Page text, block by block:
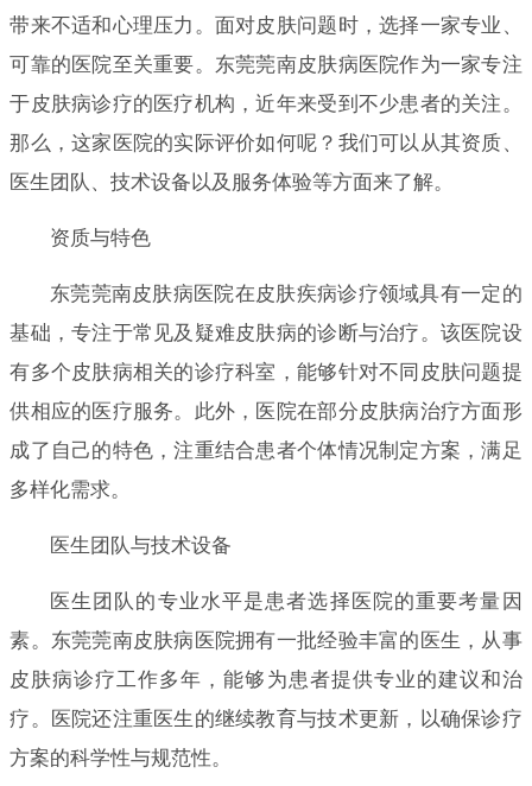
带来不适和心理压力。面对皮肤问题时，选择一家专业、
可靠的医院至关重要。东莞莞南皮肤病医院作为一家专注
于皮肤病诊疗的医疗机构，近年来受到不少患者的关注。
那么，这家医院的实际评价如何呢？我们可以从其资质、
医生团队、技术设备以及服务体验等方面来了解。
资质与特色
东莞莞南皮肤病医院在皮肤疾病诊疗领域具有一定的
基础，专注于常见及疑难皮肤病的诊断与治疗。该医院设
有多个皮肤病相关的诊疗科室，能够针对不同皮肤问题提
供相应的医疗服务。此外，医院在部分皮肤病治疗方面形
成了自己的特色，注重结合患者个体情况制定方案，满足
多样化需求。
医生团队与技术设备
医生团队的专业水平是患者选择医院的重要考量因
素。东莞莞南皮肤病医院拥有一批经验丰富的医生，从事
皮肤病诊疗工作多年，能够为患者提供专业的建议和治
疗。医院还注重医生的继续教育与技术更新，以确保诊疗
方案的科学性与规范性。